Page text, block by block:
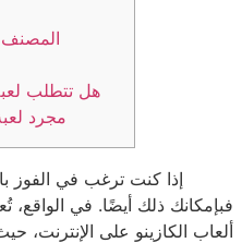
هل تتطلب
مجرد
إذا كنت ترغب في الفوز
فبإمكانك ذلك أيضًا. في الواقع،
ألعاب الكازينو على الإنترنت،